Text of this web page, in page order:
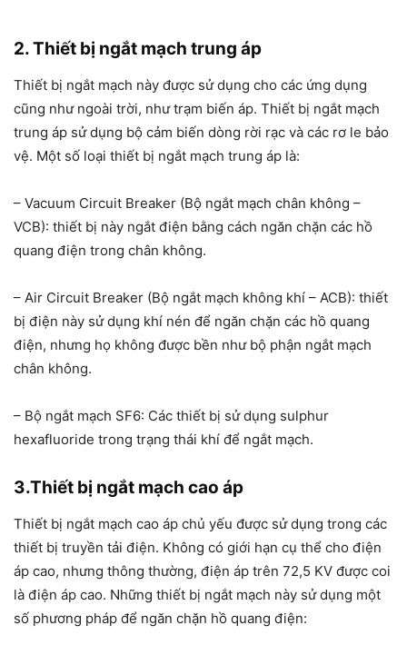
2. Thiết bị ngắt mạch trung áp
Thiết bị ngắt mạch này được sử dụng cho các ứng dụng
cũng như ngoài trời, như trạm biến áp. Thiết bị ngắt mạch
trung áp sử dụng bộ cảm biến dòng rời rạc và các rơ le bảo
vệ. Một số loại thiết bị ngắt mạch trung áp là:
– Vacuum Circuit Breaker (Bộ ngắt mạch chân không –
VCB): thiết bị này ngắt điện bằng cách ngăn chặn các hồ
quang điện trong chân không.
– Air Circuit Breaker (Bộ ngắt mạch không khí – ACB): thiết
bị điện này sử dụng khí nén để ngăn chặn các hồ quang
điện, nhưng họ không được bền như bộ phận ngắt mạch
chân không.
– Bộ ngắt mạch SF6: Các thiết bị sử dụng sulphur
hexafluoride trong trạng thái khí để ngắt mạch.
3.Thiết bị ngắt mạch cao áp
Thiết bị ngắt mạch cao áp chủ yếu được sử dụng trong các
thiết bị truyền tải điện. Không có giới hạn cụ thể cho điện
áp cao, nhưng thông thường, điện áp trên 72,5 KV được coi
là điện áp cao. Những thiết bị ngắt mạch này sử dụng một
số phương pháp để ngăn chặn hồ quang điện: